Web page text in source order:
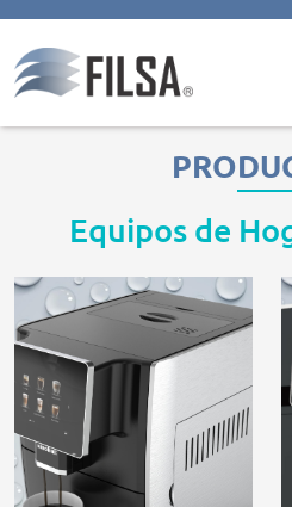
Productos
Filter caps
Contáctenos
gerencia@filsawater.com
Login
Equipos de